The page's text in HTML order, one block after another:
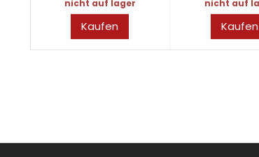
nicht auf lager
Kaufen
nicht auf
Kaufen